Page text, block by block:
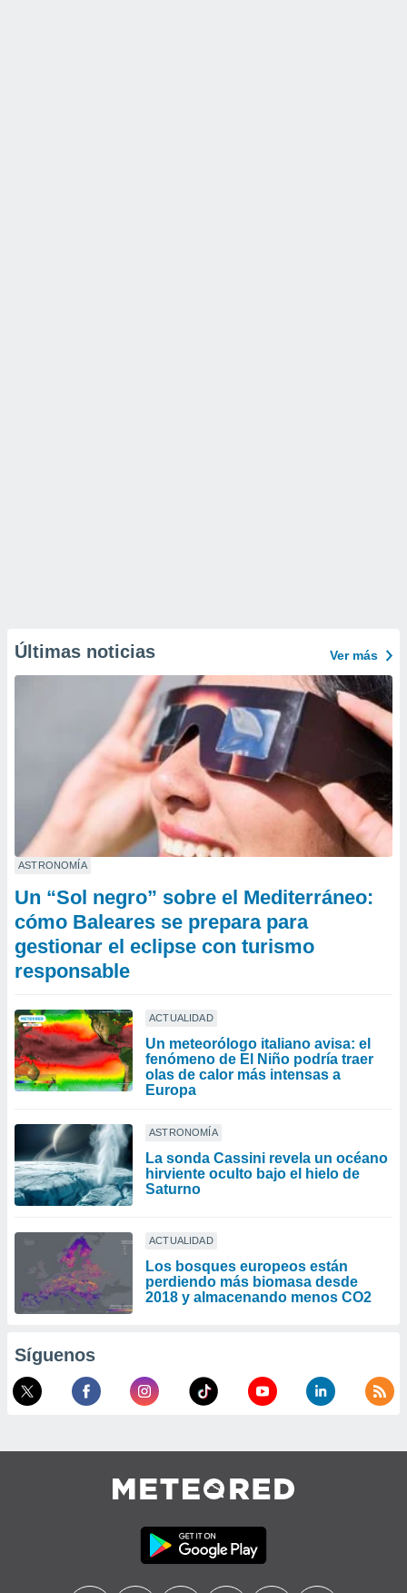
Últimas noticias Ver más
ASTRONOMÍA
Un “Sol negro” sobre el Mediterráneo:
cómo Baleares se prepara para
gestionar el eclipse con turismo
responsable
ACTUALIDAD
Un meteorólogo italiano avisa: el
fenómeno de El Niño podría traer
olas de calor más intensas a
Europa
ASTRONOMÍA
La sonda Cassini revela un océano
hirviente oculto bajo el hielo de
Saturno
ACTUALIDAD
Los bosques europeos están
perdiendo más biomasa desde
2018 y almacenando menos CO2
Síguenos